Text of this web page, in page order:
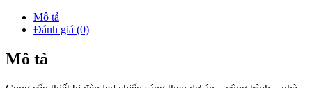
Mô tả
Đánh giá (0)
Mô tả